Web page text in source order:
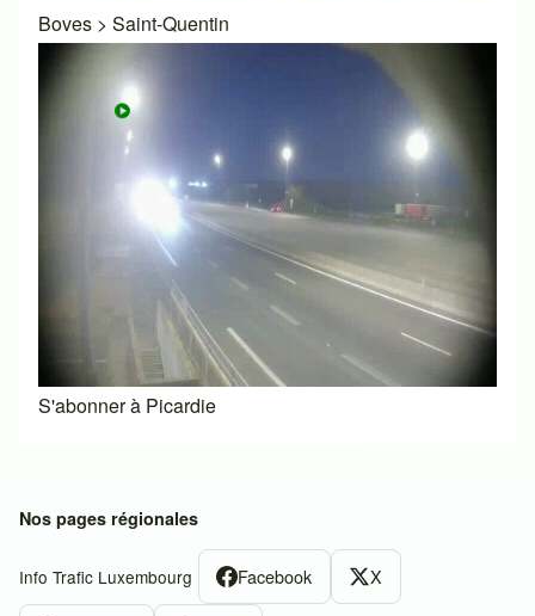
Boves > Saint-Quentin
S'abonner à Picardie
Nos pages régionales
Info Trafic Luxembourg Facebook X